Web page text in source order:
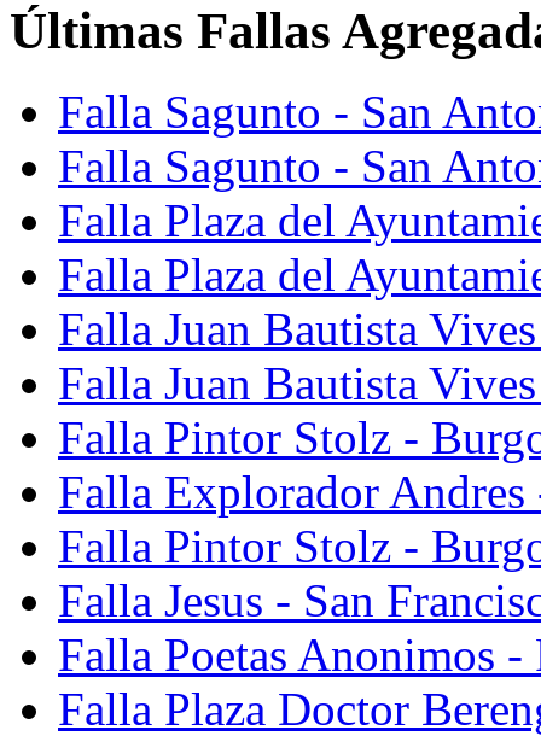
Últimas Fallas
Falla Sagunto - San
Falla Sagunto - San
Falla Plaza del
Falla Plaza del
Falla Juan Bautista
Falla Juan Bautista
Falla Pintor Stolz -
Falla Explorador Andres
Falla Pintor Stolz -
Falla Jesus - San
Falla Poetas Anonimos
Falla Plaza Doctor